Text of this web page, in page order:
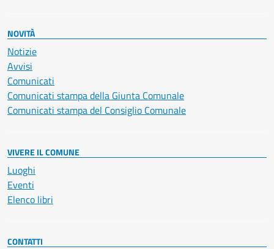
NOVITÀ
Notizie
Avvisi
Comunicati
Comunicati stampa della Giunta Comunale
Comunicati stampa del Consiglio Comunale
VIVERE IL COMUNE
Luoghi
Eventi
Elenco libri
CONTATTI